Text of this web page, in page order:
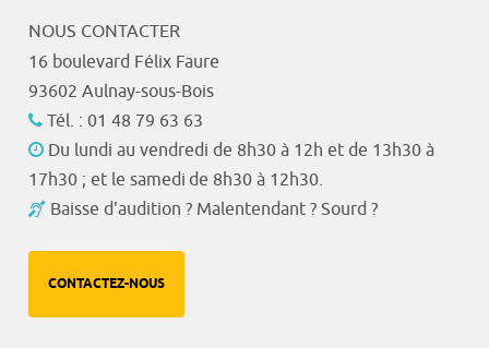
NOUS CONTACTER
16 boulevard Félix Faure
93602 Aulnay-sous-Bois
Tél. : 01 48 79 63 63
Du lundi au vendredi de 8h30 à 12h et de 13h30 à
17h30 ; et le samedi de 8h30 à 12h30.
Baisse d'audition ? Malentendant ? Sourd ?
CONTACTEZ-NOUS